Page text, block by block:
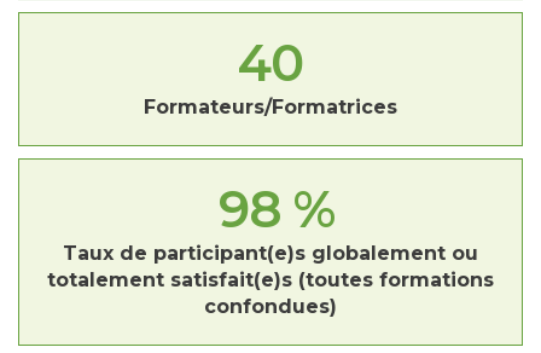
40
Formateurs/Formatrices
98 %
Taux de participant(e)s globalement ou
totalement satisfait(e)s (toutes formations
confondues)